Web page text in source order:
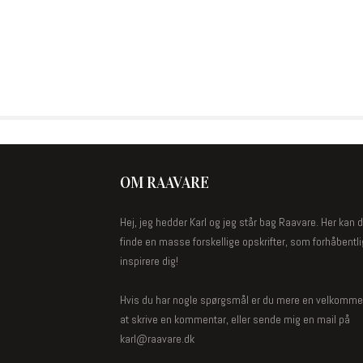
OM RAAVARE
Hej, jeg hedder Karl og jeg står bag Raavare. Her kan
finde en masse forskellige opskrifter, som
inspirere dig!
Hvis du har nogle spørgsmål er du mere en
at skrive en kommentar, eller sende mig en mail på
karl@raavare.dk